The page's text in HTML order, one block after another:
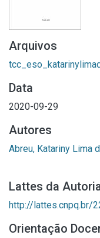
Arquivos
Data
2020-09-29
Autores
Abreu, Katariny Lima
Lattes da
http://lattes.cnpq.br/
Orientação